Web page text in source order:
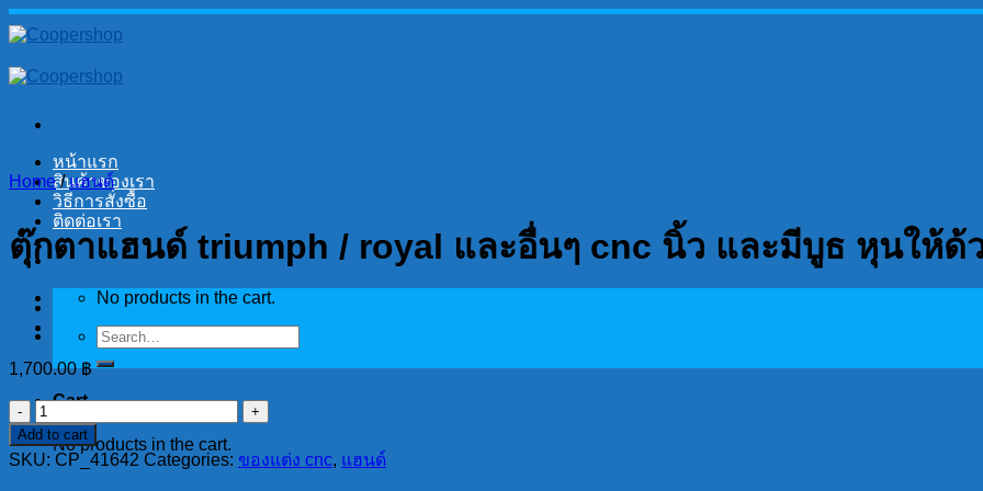
Skip
to
หน้าแรก
สินค้าของเรา
วิธีการสั่งซื้อ
ติดต่อเรา
No products in the cart.
Search
for:
Cart
No products in the cart.
Home / แฮนด์
ตุ๊กตาแฮนด์ triumph / royal และอื่นๆ cnc นิ้ว และมีบูธ หุนให้ด้
1,700.00฿
ตุ๊กตา
แฮนด์
triumph
Add to cart
SKU: CP_41642 Categories: ของแต่ง cnc, แฮนด์